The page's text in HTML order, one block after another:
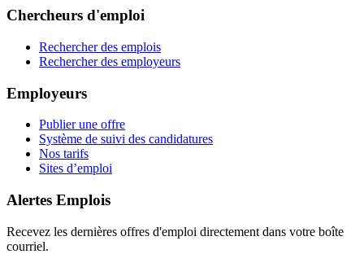
Chercheurs d'emploi
Rechercher des emplois
Rechercher des employeurs
Employeurs
Publier une offre
Système de suivi des candidatures
Nos tarifs
Sites d’emploi
Alertes Emplois
Recevez les dernières offres d'emploi directement dans votre boîte
courriel.